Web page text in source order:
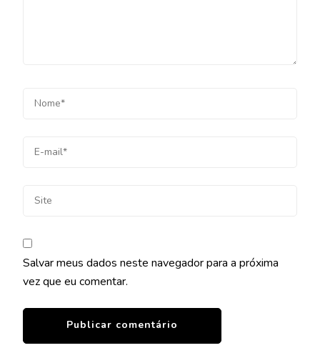
Salvar meus dados neste navegador para a próxima
vez que eu comentar.